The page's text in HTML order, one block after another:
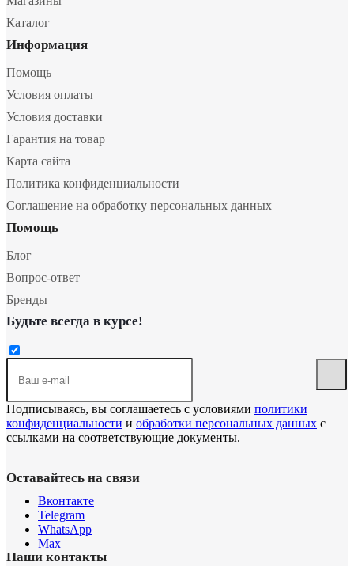
Каталог
Информация
Помощь
Условия оплаты
Условия доставки
Гарантия на товар
Карта сайта
Политика конфиденциальности
Соглашение на обработку персональных данных
Помощь
Блог
Вопрос-ответ
Бренды
Будьте всегда в курсе!
Подписываясь, вы соглашаетесь с условиями политики
конфиденциальности и обработки персональных данных с
ссылками на соответствующие документы.
Оставайтесь на связи
Вконтакте
Telegram
WhatsApp
Max
Наши контакты